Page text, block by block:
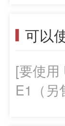
机
能
3. 显示
32,000
MARK
R7,
软件程
USM
[要使
E1（另